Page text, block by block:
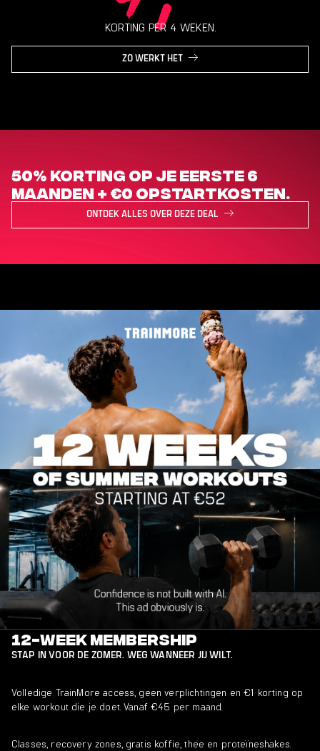
KORTING PER 4 WEKEN.
ZO WERKT HET
50% korting op je eerste 6
maanden + €0 opstartkosten.
ONTDEK ALLES OVER DEZE DEAL
12-WEEK MEMBERSHIP
STAP IN VOOR DE ZOMER. WEG WANNEER JIJ WILT.
Volledige TrainMore access, geen verplichtingen en €1 korting op
elke workout die je doet. Vanaf €45 per maand.
Classes, recovery zones, gratis koffie, thee en proteïneshakes.